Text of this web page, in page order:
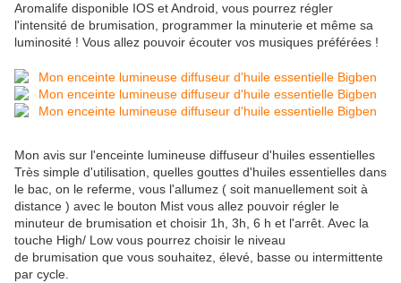
Aromalife disponible IOS et Android, vous pourrez régler
l'intensité de brumisation, programmer la minuterie et même sa
luminosité ! Vous allez pouvoir écouter vos musiques préférées !
Mon avis sur l'enceinte lumineuse diffuseur d'huiles essentielles
Très simple d'utilisation, quelles gouttes d'huiles essentielles dans
le bac, on le referme, vous l'allumez ( soit manuellement soit à
distance ) avec le bouton Mist vous allez pouvoir régler le
minuteur de brumisation et choisir 1h, 3h, 6 h et l'arrêt. Avec la
touche High/ Low vous pourrez choisir le niveau
de brumisation que vous souhaitez, élevé, basse ou intermittente
par cycle.